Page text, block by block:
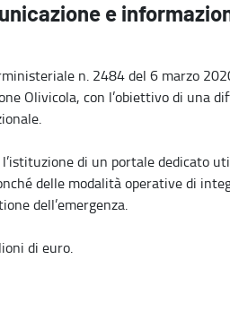
e
n. 2484 del 6 marzo
Olivicola, con l’obiettivo di una
di un portale dedicato
delle modalità operative di
dell’emergenza.
di euro.